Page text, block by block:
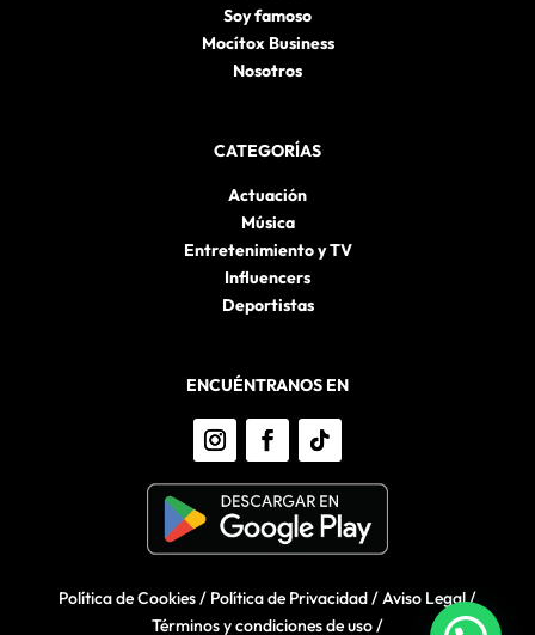
Soy famoso
Mocítox Business
Nosotros
CATEGORÍAS
Actuación
Música
Entretenimiento y TV
Influencers
Deportistas
ENCUÉNTRANOS EN
Política de Cookies/ Política de Privacidad/Aviso Legal/
Términos y condiciones de uso/